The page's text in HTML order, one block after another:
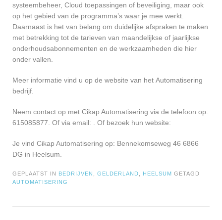
systeembeheer, Cloud toepassingen of beveiliging, maar ook
op het gebied van de programma’s waar je mee werkt.
Daarnaast is het van belang om duidelijke afspraken te maken
met betrekking tot de tarieven van maandelijkse of jaarlijkse
onderhoudsabonnementen en de werkzaamheden die hier
onder vallen.
Meer informatie vind u op de website van het Automatisering
bedrijf.
Neem contact op met Cikap Automatisering via de telefoon op:
615085877. Of via email:
. Of bezoek hun website:
Je vind Cikap Automatisering op: Bennekomseweg 46 6866
DG in Heelsum.
GEPLAATST IN BEDRIJVEN GELDERLAND HEELSUM GETAGD
AUTOMATISERING